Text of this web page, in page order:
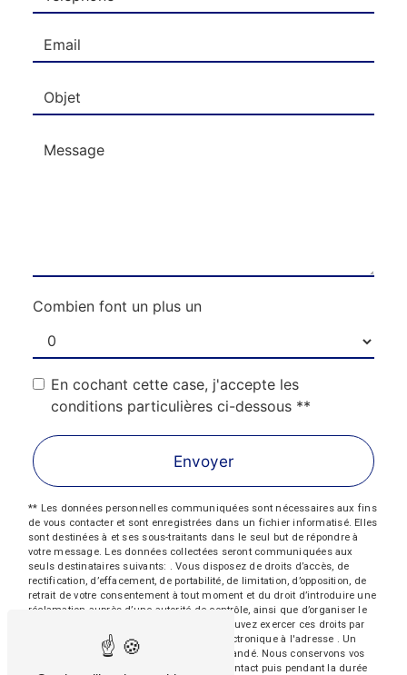
Combien font un plus un
En cochant cette case, j'accepte les
conditions particulières ci-dessous **
Envoyer
** Les données personnelles communiquées sont nécessaires aux fins
de vous contacter et sont enregistrées dans un fichier informatisé. Elles
sont destinées à et ses sous-traitants dans le seul but de répondre à
votre message. Les données collectées seront communiquées aux
seuls destinataires suivants: . Vous disposez de droits d’accès, de
rectification, d’effacement, de portabilité, de limitation, d’opposition, de
retrait de votre consentement à tout moment et du droit d’introduire une
réclamation auprès d’une autorité de contrôle, ainsi que d’organiser le
sort de vos données post-mortem. Vous pouvez exercer ces droits par
voie postale à l'adresse ou par courrier électronique à l'adresse . Un
justificatif d'identité pourra vous être demandé. Nous conservons vos
données pendant la période de prise de contact puis pendant la durée